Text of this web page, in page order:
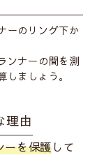
ーのリング下か
ンナーの間を測
ましょう。
理由
ーを保護して